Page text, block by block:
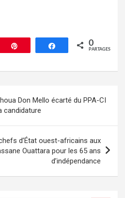
Partagez 0
PARTAGES
Don Mello écarté du PPA-CI
candidature
d’État ouest-africains aux
Ouattara pour les 65 ans
d’indépendance